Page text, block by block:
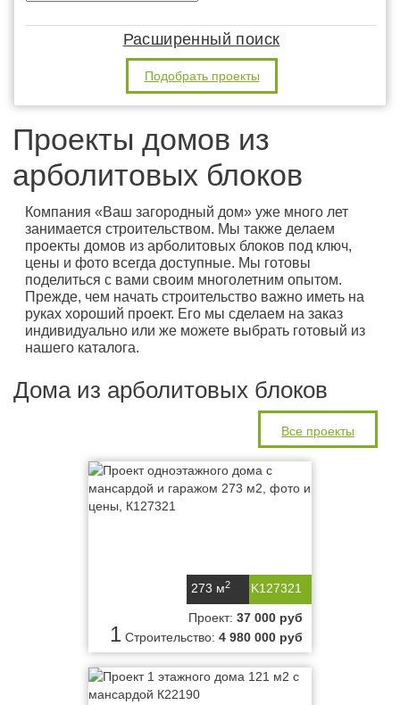
Расширенный поиск
Подобрать проекты
Проекты домов из
арболитовых блоков
Компания «Ваш загородный дом» уже много лет
занимается строительством. Мы также делаем
проекты домов из арболитовых блоков под ключ,
цены и фото всегда доступные. Мы готовы
поделиться с вами своим многолетним опытом.
Прежде, чем начать строительство важно иметь на
руках хороший проект. Его мы сделаем на заказ
индивидуально или же можете выбрать готовый из
нашего каталога.
Дома из арболитовых блоков
Все проекты
K127321
273 м2
1
Проект: 37 000 руб
Строительство: 4 980 000 руб